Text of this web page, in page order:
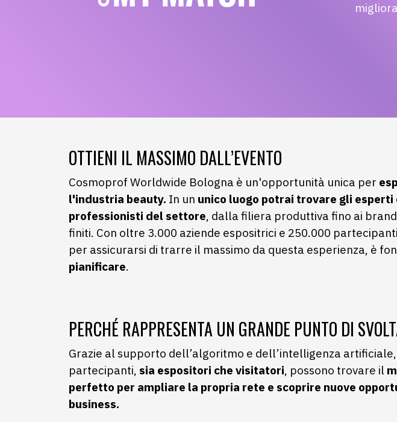
OTTIENI IL MASSIMO DALL’EVENTO
Cosmoprof Worldwide Bologna è un'opportunità unica per
l'industria beauty. In un unico luogo potrai trovare gli esperti
professionisti del settore, dalla filiera produttiva fino ai
finiti. Con oltre 3.000 aziende espositrici e 250.000
per assicurarsi di trarre il massimo da questa esperienza, è
pianificare.
PERCHÉ RAPPRESENTA UN GRANDE PUNTO DI
Grazie al supporto dell’algoritmo e dell’intelligenza
partecipanti, sia espositori che visitatori, possono trovare il
perfetto per ampliare la propria rete e scoprire nuove
business.